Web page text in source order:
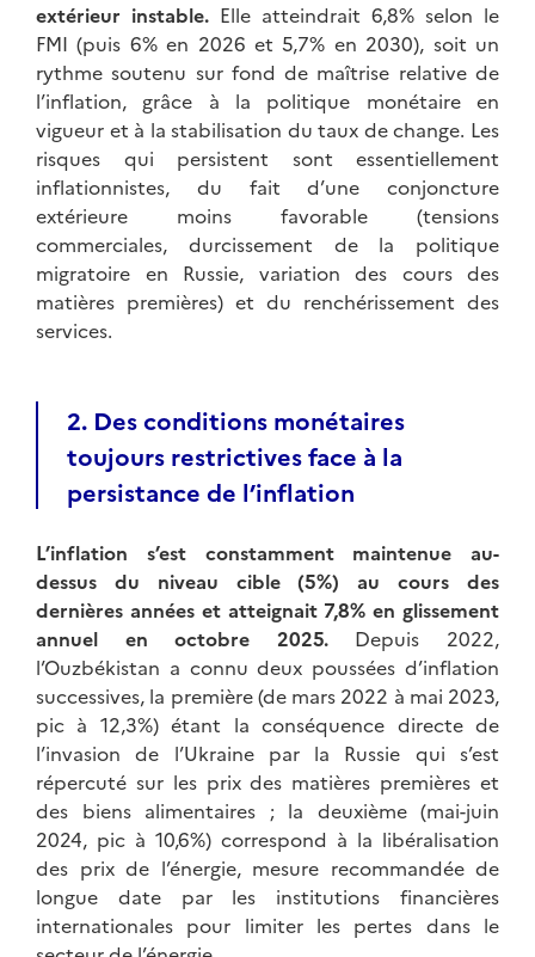
extérieur instable. Elle atteindrait 6,8% selon le
FMI (puis 6% en 2026 et 5,7% en 2030), soit un
rythme soutenu sur fond de maîtrise relative de
l’inflation, grâce à la politique monétaire en
vigueur et à la stabilisation du taux de change. Les
risques qui persistent sont essentiellement
inflationnistes, du fait d’une conjoncture
extérieure moins favorable (tensions
commerciales, durcissement de la politique
migratoire en Russie, variation des cours des
matières premières) et du renchérissement des
services.
2. Des conditions monétaires
toujours restrictives face à la
persistance de l’inflation
L’inflation s’est constamment maintenue au-
dessus du niveau cible (5%) au cours des
dernières années et atteignait 7,8% en glissement
annuel en octobre 2025. Depuis 2022,
l’Ouzbékistan a connu deux poussées d’inflation
successives, la première (de mars 2022 à mai 2023,
pic à 12,3%) étant la conséquence directe de
l’invasion de l’Ukraine par la Russie qui s’est
répercuté sur les prix des matières premières et
des biens alimentaires ; la deuxième (mai-juin
2024, pic à 10,6%) correspond à la libéralisation
des prix de l’énergie, mesure recommandée de
longue date par les institutions financières
internationales pour limiter les pertes dans le